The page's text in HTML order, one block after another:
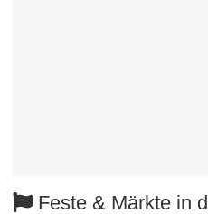
Feste & Märkte in